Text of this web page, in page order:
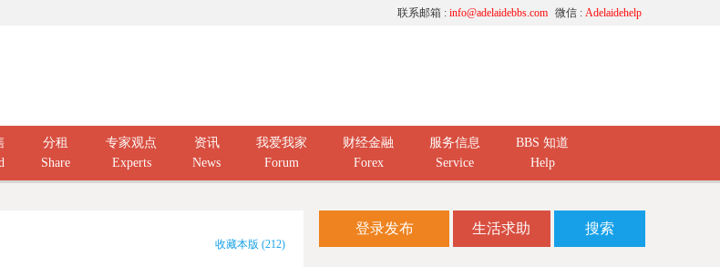
微信 : Adelaidehelp
联系邮箱 : info@adelaidebbs.com
分租
Share
专家观点
Experts
资讯
News
我爱我家
Forum
财经金融
Forex
服务信息
Service
BBS 知道
Help
收藏本版 (212)
登录发布 生活求助 搜索